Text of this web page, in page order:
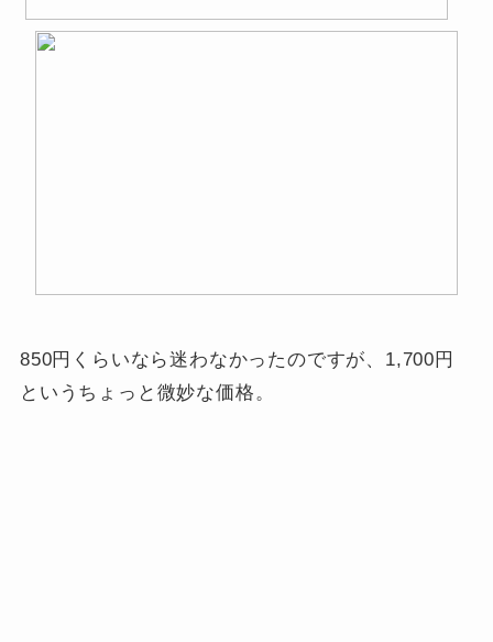
850円くらいなら迷わなかったのですが、1,700円
というちょっと微妙な価格。